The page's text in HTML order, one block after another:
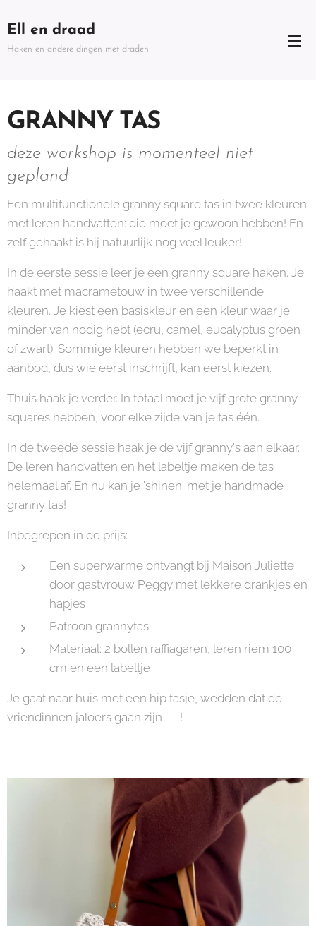
Ell en draad
Haken en andere dingen met draden
GRANNY TAS
deze workshop is momenteel niet
gepland
Een multifunctionele granny square tas in twee kleuren
met leren handvatten: die moet je gewoon hebben! En
zelf gehaakt is hij natuurlijk nog veel leuker!
In de eerste sessie leer je een granny square haken. Je
haakt met macramétouw in twee verschillende
kleuren. Je kiest een basiskleur en een kleur waar je
minder van nodig hebt (ecru, camel, eucalyptus groen
of zwart). Sommige kleuren hebben we beperkt in
aanbod, dus wie eerst inschrijft, kan eerst kiezen.
Thuis haak je verder. In totaal moet je vijf grote granny
squares hebben, voor elke zijde van je tas één.
In de tweede sessie haak je de vijf granny's aan elkaar.
De leren handvatten en het labeltje maken de tas
helemaal af. En nu kan je 'shinen' met je handmade
granny tas!
Inbegrepen in de prijs:
Een superwarme ontvangt bij Maison Juliette
door gastvrouw Peggy met lekkere drankjes en
hapjes
Patroon grannytas
Materiaal: 2 bollen raffiagaren, leren riem 100
cm en een labeltje
Je gaat naar huis met een hip tasje, wedden dat de
vriendinnen jaloers gaan zijn 😊!